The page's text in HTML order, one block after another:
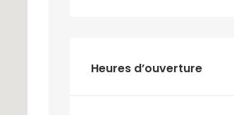
Heures d’ouverture